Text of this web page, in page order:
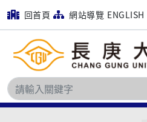
回首頁 網站導覽 ENGLISH